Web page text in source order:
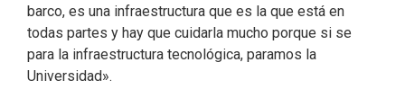
barco, es una infraestructura que es la que está en
todas partes y hay que cuidarla mucho porque si se
para la infraestructura tecnológica, paramos la
Universidad».